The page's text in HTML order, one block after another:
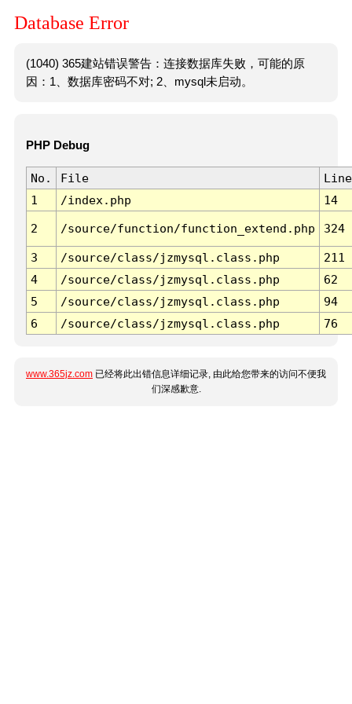
Database Error
(1040) 365建站错误警告：连接数据库失败，可能的原
因：1、数据库密码不对; 2、mysql未启动。
PHP Debug
No. File
Line
1
/index.php 14
2 /source/function/function_extend.php 324
3 /source/class/jzmysql.class.php
211
4
/source/class/jzmysql.class.php
62
5
/source/class/jzmysql.class.php
94
6
/source/class/jzmysql.class.php 76
www.365jz.com 已经将此出错信息详细记录, 由此给您带来的访问不便我
们深感歉意.